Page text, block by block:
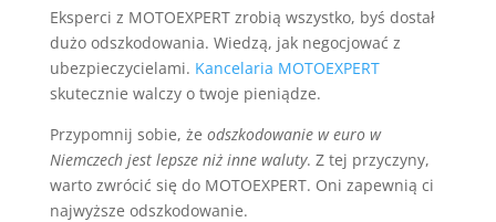
Eksperci z MOTOEXPERT zrobią wszystko, byś dostał
dużo odszkodowania. Wiedzą, jak negocjować z
ubezpieczycielami. Kancelaria MOTOEXPERT
skutecznie walczy o twoje pieniądze.
Przypomnij sobie, że odszkodowanie w euro w
Niemczech jest lepsze niż inne waluty. Z tej przyczyny,
warto zwrócić się do MOTOEXPERT. Oni zapewnią ci
najwyższe odszkodowanie.